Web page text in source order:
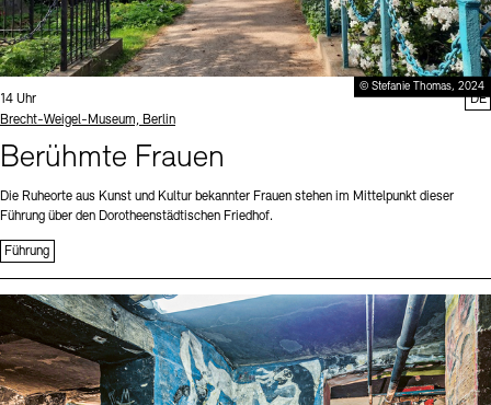
© Stefanie Thomas, 2024
Uhrzeit:
14 Uhr
Standort
Brecht-Weigel-Museum, Berlin
Berühmte Frauen
Die Ruheorte aus Kunst und Kultur bekannter Frauen stehen im Mittelpunkt dieser
Führung über den Dorotheenstädtischen Friedhof.
Führung
DE